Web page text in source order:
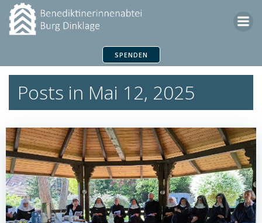
Zum
Inhalt
SPENDEN
Posts in Mai 12, 2025